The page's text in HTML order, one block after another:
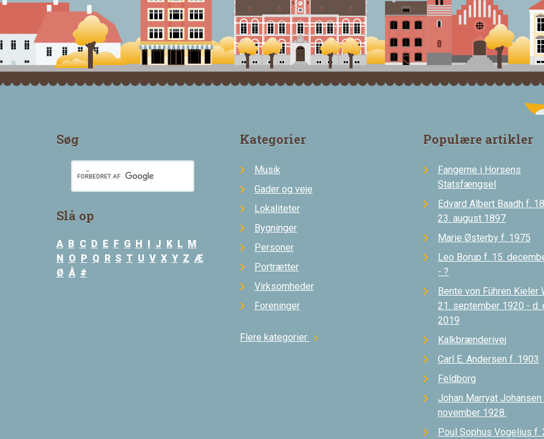
Søg
Slå op
A B C D E F G H I J K L M
N O P Q R S T U V X Y Z Æ
Ø Å #
Kategorier
Musik
Gader og veje
Lokaliteter
Bygninger
Personer
Portrætter
Virksomheder
Foreninger
Flere kategorier chevron_right
Populære artikler
Fangerne i Horsens
Statsfængsel
Edvard Albert Baadh f.
23. august 1897
Marie Østerby f. 1975
Leo Borup f. 15.
- ?
Bente von Führen Kieler
21. september 1920 - d.
2019
Kalkbrænderivej
Carl E. Andersen f. 1903
Feldborg
Johan Marryat Johansen
november 1928.
Poul Sophus Vogelius f.